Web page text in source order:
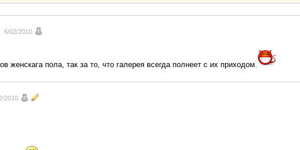
6/02/2010
женскага пола, так за то, что галерея всегда полнеет с их приходом.
2010